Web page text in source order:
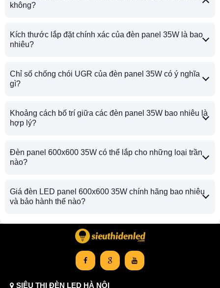
không?
Kích thước lắp đặt chính xác của đèn panel 35W là bao
nhiêu?
Chỉ số chống chói UGR của đèn panel 35W có ý nghĩa
gì?
Khoảng cách bố trí giữa các đèn panel 35W bao nhiêu là
hợp lý?
Đèn panel 600x600 35W có thể lắp cho những loại trần
nào?
Giá đèn LED panel 600x600 35W chính hãng bao nhiêu
và bảo hành thế nào?
SIÊU THỊ ĐÈN LED HÀ NỘI